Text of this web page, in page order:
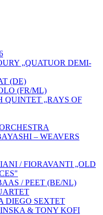
„QUATUOR DEMI-
(DE)
(FR/ML)
QUINTET „RAYS OF
– WEAVERS
/ FIORAVANTI „OLD
/ PEET (BE/NL)
DIEGO SEXTET
& TONY KOFI